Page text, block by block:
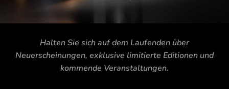
Halten Sie sich auf dem Laufenden über
Neuerscheinungen, exklusive limitierte Editionen und
kommende Veranstaltungen.